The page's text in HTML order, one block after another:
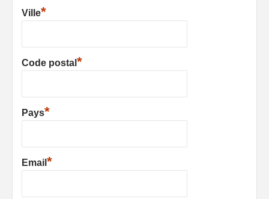
Ville*
Code postal *
Pays*
Email *